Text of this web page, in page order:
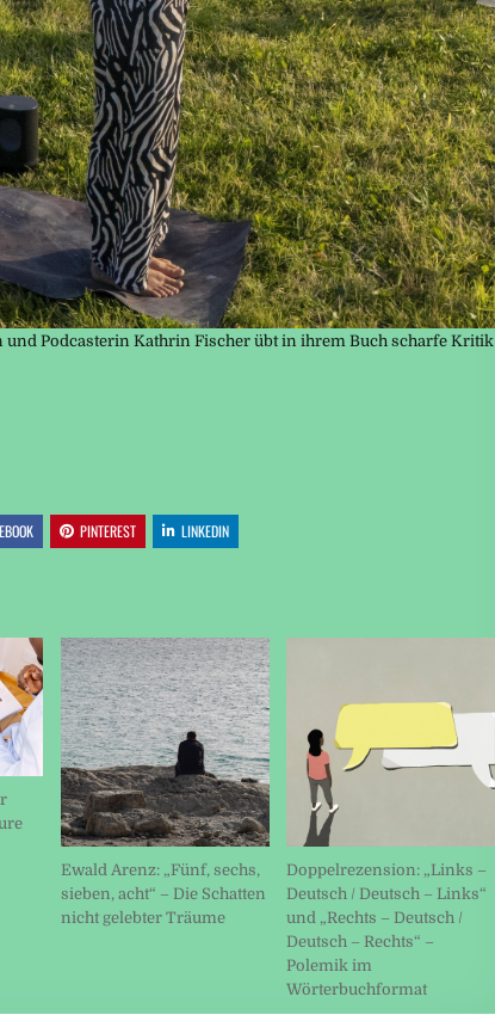
Podcasterin Kathrin Fischer übt in ihrem Buch scharfe Kritik
PINTEREST LINKEDIN
Ewald Arenz: „Fünf, sechs,
sieben, acht“ – Die Schatten
nicht gelebter Träume
Doppelrezension: „Links –
Deutsch / Deutsch – Links“
und „Rechts – Deutsch /
Deutsch – Rechts“ –
Polemik im
Wörterbuchformat